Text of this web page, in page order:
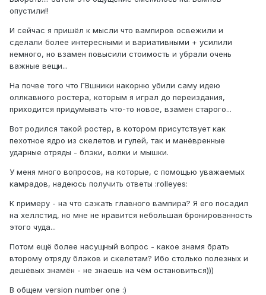
опустили!!
И сейчас я пришёл к мысли что вампиров освежили и
сделали более интересными и вариативными + усилили
немного, но взамен повысили стоимость и убрали очень
важные вещи...
На почве того что ГВшники накорню убили саму идею
оллкавного ростера, которым я играл до переиздания,
приходится придумывать что-то новое, взамен старого...
Вот родился такой ростер, в котором присутствует как
пехотное ядро из скелетов и гулей, так и манёвренные
ударные отряды - блэки, волки и мышки.
У меня много вопросов, на которые, с помощью уважаемых
камрадов, надеюсь получить ответы :rolleyes:
К примеру - на что сажать главного вампира? Я его посадил
на хеллстид, но мне не нравится небольшая бронированность
этого чуда...
Потом ещё более насущный вопрос - какое знамя брать
второму отряду блэков и скелетам? Ибо столько полезных и
дешёвых знамён - не знаешь на чём остановиться)))
В общем version number one :)